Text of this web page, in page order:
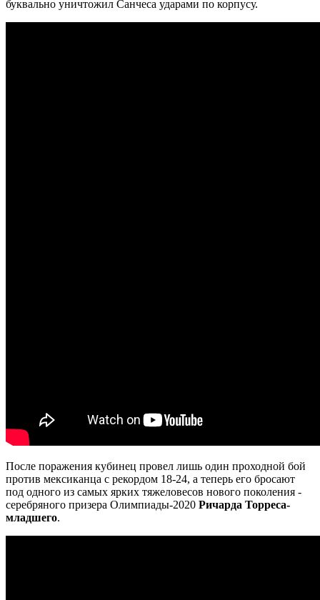
буквально уничтожил Санчеса ударами по корпусу.
После поражения кубинец провел лишь один проходной бой
против мексиканца с рекордом 18-24, а теперь его бросают
под одного из самых ярких тяжеловесов нового поколения -
серебряного призера Олимпиады-2020 Ричарда Торреса-
младшего.